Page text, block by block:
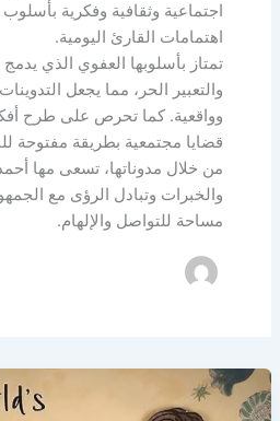
اجتماعية وثقافية وفكرية
اهتمامات القارئ اليومية.
تمتاز بأسلوبها العفوي الذي
والتعبير الحر، مما يجعل
وواقعية. كما تحرص على طرح
قضايا مجتمعية بطريقة مفتوحة
من خلال مدوناتها، تسعى مها
والخبرات وتبادل الرؤى مع
مساحة للتواصل والإلهام.